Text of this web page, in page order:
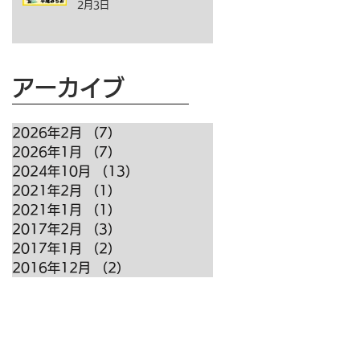
2月3日
アーカイブ
2026年2月 （7）
2026年1月
（7）
2024年10月
（13）
2021年2月
（1）
2021年1月
（1）
2017年2月
（3）
2017年1月
（2）
2016年12月
（2）